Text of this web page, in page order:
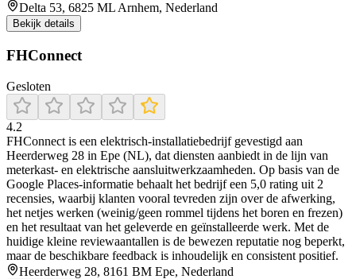
Delta 53, 6825 ML Arnhem, Nederland
Bekijk details
FHConnect
Gesloten
4.2
FHConnect is een elektrisch-installatiebedrijf gevestigd aan
Heerderweg 28 in Epe (NL), dat diensten aanbiedt in de lijn van
meterkast- en elektrische aansluitwerkzaamheden. Op basis van de
Google Places-informatie behaalt het bedrijf een 5,0 rating uit 2
recensies, waarbij klanten vooral tevreden zijn over de afwerking,
het netjes werken (weinig/geen rommel tijdens het boren en frezen)
en het resultaat van het geleverde en geïnstalleerde werk. Met de
huidige kleine reviewaantallen is de bewezen reputatie nog beperkt,
maar de beschikbare feedback is inhoudelijk en consistent positief.
Heerderweg 28, 8161 BM Epe, Nederland